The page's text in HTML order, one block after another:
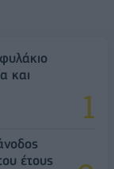
και
έτους